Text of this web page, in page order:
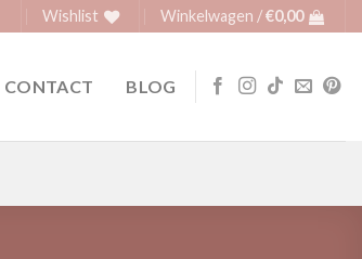
Wishlist Winkelwagen /€0,00
CONTACT BLOG